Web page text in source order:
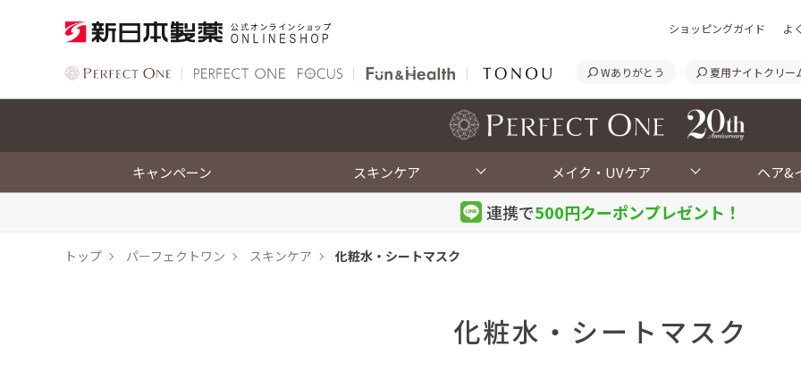
ショッピングガイド よ
Wありがとう 夏用ナイトクリー
キャンペーン スキンケア メイク・UVケア ヘア&
連携で500円クーポンプレゼント！
トップ パーフェクトワン スキンケア 化粧水・シートマスク
化粧水・シートマスク